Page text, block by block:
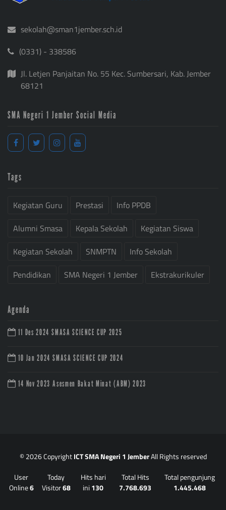
sekolah@sman1jember.sch.id
(0331) - 338586
Jl. Letjen Panjaitan No. 55 Kec. Sumbersari, Kab. Jember
68121
SMA Negeri 1 Jember Social Media
Tags
Kegiatan Guru Prestasi
Info PPDB
Alumni Smasa
Kepala Sekolah
Kegiatan Siswa
Kegiatan Sekolah
SNMPTN
Info Sekolah
Pendidikan
SMA Negeri 1 Jember Ekstrakurikuler
Agenda
11 Des 2024 SMASA SCIENCE CUP 2025
10 Jan 2024 SMASA SCIENCE CUP 2024
14 Nov 2023 Asesmen Bakat Minat (ABM) 2023
© 2026 CopyrightICT SMA Negeri 1 JemberAll Rights reserved
User
Online6
Today
Visitor68
Hits hari
ini 130
Total Hits
7.768.693
Total pengunjung
1.445.468